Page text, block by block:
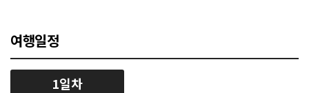
여행일정
1일차